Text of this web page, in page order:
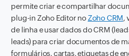
permite criar e compartilhar
plug-in Zoho Editor no Zoho CRM,
de linha e usar dados do CRM
leads) para criar documentos de
formulários, cartas, etiquetas de